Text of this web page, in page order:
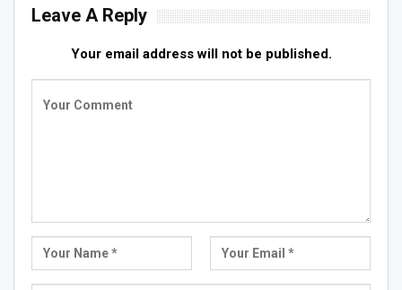
Leave A Reply
Your email address will not be published.